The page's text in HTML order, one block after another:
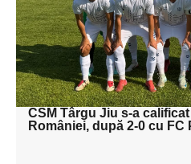
textul pentru
textul pentru
CSM Târgu Jiu s-a
României, după 2-0 cu FC